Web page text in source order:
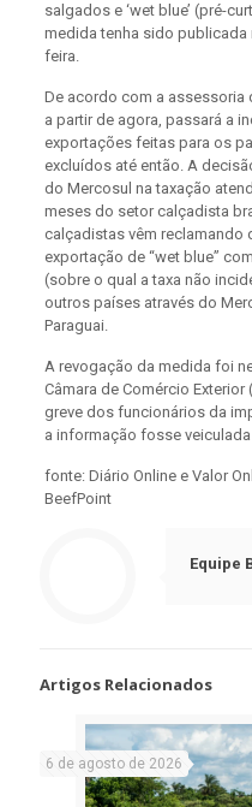
salgados e ‘wet blue’ (pré-
medida tenha sido publicada
feira.
De acordo com a assessoria
a partir de agora, passará a
exportações feitas para os
excluídos até então. A
do Mercosul na taxação
meses do setor calçadista
calçadistas vêm reclamando
exportação de “wet blue”
(sobre o qual a taxa não
outros países através do
Paraguai.
A revogação da medida foi
Câmara de Comércio Exterior
greve dos funcionários da
a informação fosse
fonte: Diário Online e Valor
BeefPoint
Equipe
Artigos Relacionados
6 de agosto de 2026